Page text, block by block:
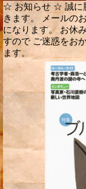
☆ お知らせ ☆ 誠に
きます。 メールの
になります。 お休
すので ご迷惑をお
ます。